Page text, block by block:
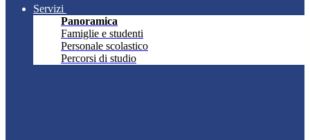
Servizi
Panoramica
Famiglie e studenti
Personale scolastico
Percorsi di studio